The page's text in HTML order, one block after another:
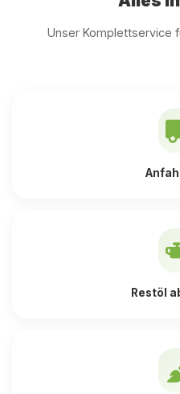
Unser Komplettservice
Restöl